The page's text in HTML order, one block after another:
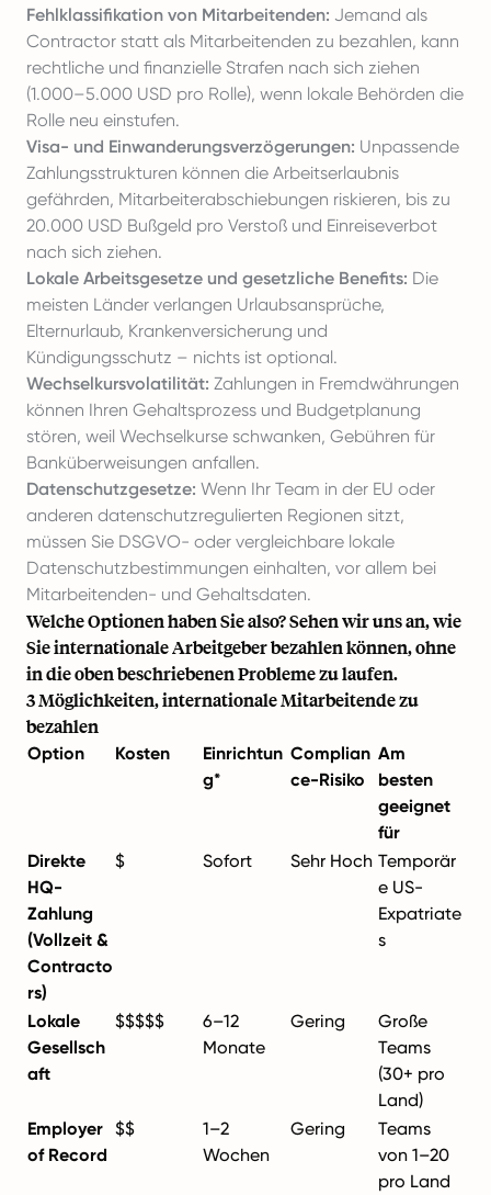
Fehlklassifikation von Mitarbeitenden: Jemand als
Contractor statt als Mitarbeitenden zu bezahlen, kann
rechtliche und finanzielle Strafen nach sich ziehen
(1.000–5.000 USD pro Rolle), wenn lokale Behörden die
Rolle neu einstufen.
Visa- und Einwanderungsverzögerungen: Unpassende
Zahlungsstrukturen können die Arbeitserlaubnis
gefährden, Mitarbeiterabschiebungen riskieren, bis zu
20.000 USD Bußgeld pro Verstoß und Einreiseverbot
nach sich ziehen.
Lokale Arbeitsgesetze und gesetzliche Benefits: Die
meisten Länder verlangen Urlaubsansprüche,
Elternurlaub, Krankenversicherung und
Kündigungsschutz – nichts ist optional.
Wechselkursvolatilität: Zahlungen in Fremdwährungen
können Ihren Gehaltsprozess und Budgetplanung
stören, weil Wechselkurse schwanken, Gebühren für
Banküberweisungen anfallen.
Datenschutzgesetze: Wenn Ihr Team in der EU oder
anderen datenschutzregulierten Regionen sitzt,
müssen Sie DSGVO- oder vergleichbare lokale
Datenschutzbestimmungen einhalten, vor allem bei
Mitarbeitenden- und Gehaltsdaten.
Welche Optionen haben Sie also? Sehen wir uns an, wie
Sie internationale Arbeitgeber bezahlen können, ohne
in die oben beschriebenen Probleme zu laufen.
3 Möglichkeiten, internationale Mitarbeitende zu
bezahlen
Option Kosten
Einrichtun
g*
Complian
ce-Risiko
Am
besten
geeignet
für
Direkte
HQ-
Zahlung
(Vollzeit &
Contracto
rs)
$ Sofort Sehr Hoch Temporär
e US-
Expatriate
s
Lokale
Gesellsch
aft
$$$$$
6–12
Monate
Gering
Große
Teams
(30+ pro
Land)
Employer
of Record
$$
1–2
Wochen
Gering
Teams
von 1–20
pro Land